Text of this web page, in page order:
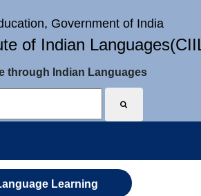
Government of India
of Indian
through Indian Languages
Learning